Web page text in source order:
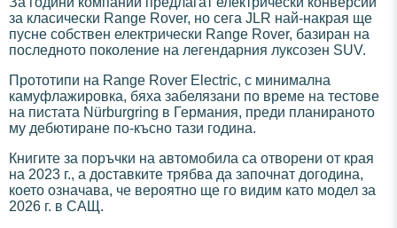
за класически Range Rover, но сега JLR най-накрая ще
пусне собствен електрически Range Rover, базиран на
последното поколение на легендарния луксозен SUV.
Прототипи на Range Rover Electric, с минимална
камуфлажировка, бяха забелязани по време на тестове
на пистата Nürburgring в Германия, преди планираното
му дебютиране по-късно тази година.
Книгите за поръчки на автомобила са отворени от края
на 2023 г., а доставките трябва да започнат догодина,
което означава, че вероятно ще го видим като модел за
2026 г. в САЩ.